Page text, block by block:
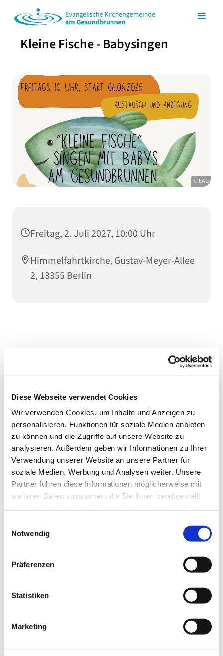
Diese Webseite verwendet Cookies
Wir verwenden Cookies, um Inhalte und Anzeigen zu
personalisieren, Funktionen für soziale Medien anbieten
zu können und die Zugriffe auf unsere Website zu
analysieren. Außerdem geben wir Informationen zu Ihrer
Verwendung unserer Website an unsere Partner für
soziale Medien, Werbung und Analysen weiter. Unsere
Partner führen diese Informationen möglicherweise mit
weiteren Daten zusammen, die Sie ihnen bereitgestellt
Notwendig
Präferenzen
Statistiken
Marketing
Kleine Fische - Babysingen
© EAG
Freitag, 2. Juli 2027, 10:00 Uhr
Himmelfahrtkirche, Gustav-Meyer-Allee
2, 13355 Berlin